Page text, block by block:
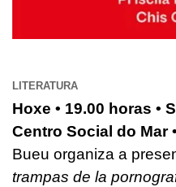
LITERATURA
Hoxe • 19.00 horas •
Centro Social do Mar •
Bueu organiza a
trampas de la